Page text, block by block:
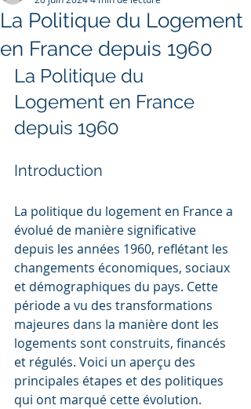
La Politique du Logement
en France depuis 1960
La Politique du
Logement en France
depuis 1960
Introduction
La politique du logement en France a
évolué de manière significative
depuis les années 1960, reflétant les
changements économiques, sociaux
et démographiques du pays. Cette
période a vu des transformations
majeures dans la manière dont les
logements sont construits, financés
et régulés. Voici un aperçu des
principales étapes et des politiques
qui ont marqué cette évolution.